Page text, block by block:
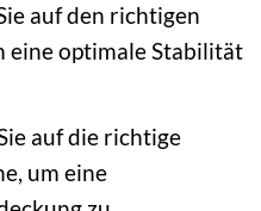
auf den richtigen
eine optimale Stabilität
auf die richtige
um eine